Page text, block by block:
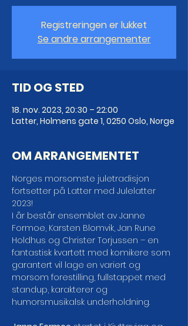
Registreringen er lukket
Se andre arrangementer
TID OG STED
18. nov. 2023, 20:30 – 22:00
Latter, Holmens gate 1, 0250 Oslo, Norge
OM ARRANGEMENTET
Norges morsomste juletradisjon
fortsetter på Latter med Julelatter
2023!
I år består ensemblet av Janne
Formoe, Karsten Blomvik, Jan Rune
Holdhus og Christer Torjussen – en
fantastisk kvartett med komikere som
garantert vil lage en variert og
morsom forestilling, fullstappet med
standup, karakterer og
humorsmusikalsk underholdning.